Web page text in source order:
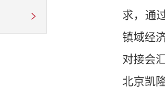
求，通
镇域经
对接会
北京凯